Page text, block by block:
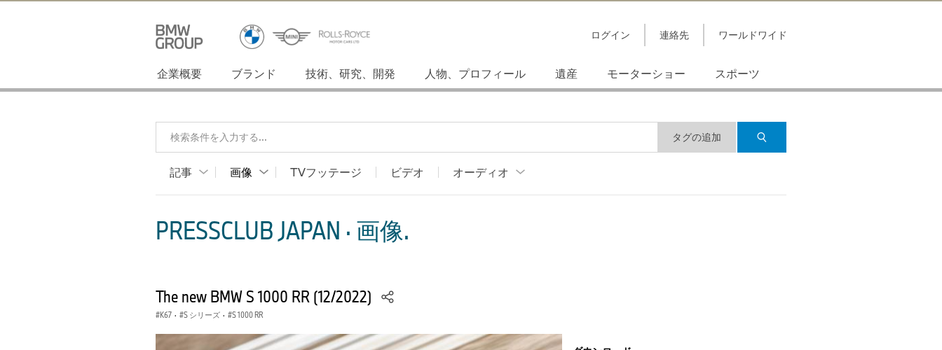
ログイン 連絡先 ワールドワイド
企業概要 ブランド 技術、研究、開発 人物、プロフィール 遺産 モーターショー スポーツ
検索条件を入力する... タグの追加
記事 画像 TVフッテージ ビデオ オーディオ
PRESSCLUB JAPAN · 画像.
The new BMW S 1000 RR (12/2022)
K67 · S シリーズ · S 1000 RR